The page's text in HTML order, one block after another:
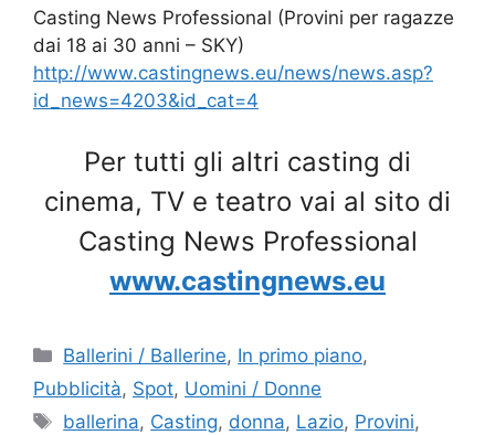
Casting News Professional (Provini per ragazze
dai 18 ai 30 anni – SKY)
http://www.castingnews.eu/news/news.asp?
id_news=4203&id_cat=4
Per tutti gli altri casting di
cinema, TV e teatro vai al sito di
Casting News Professional
www.castingnews.eu
Categorie
Ballerini / Ballerine, In primo piano,
Pubblicità, Spot, Uomini / Donne
Tag
ballerina, Casting, donna, Lazio, Provini,